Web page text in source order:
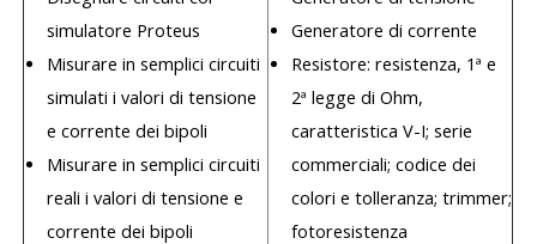
simulatore Proteus
Misurare in semplici circuiti
simulati i valori di tensione
e corrente dei bipoli
Misurare in semplici circuiti
reali i valori di tensione e
corrente dei bipoli
Generatore di corrente
Resistore: resistenza, 1ª e
2ª legge di Ohm,
caratteristica V-I; serie
commerciali; codice dei
colori e tolleranza; trimmer;
fotoresistenza